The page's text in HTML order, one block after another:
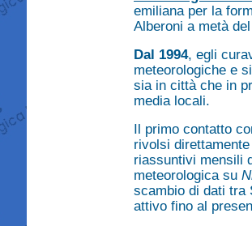
emiliana per la
Alberoni a metà
Dal 1994, egli
meteorologiche e
sia in città che in
media locali.
Il primo contatto
rivolsi
riassuntivi mensili
meteorologica su
scambio di dati tra
attivo fino al